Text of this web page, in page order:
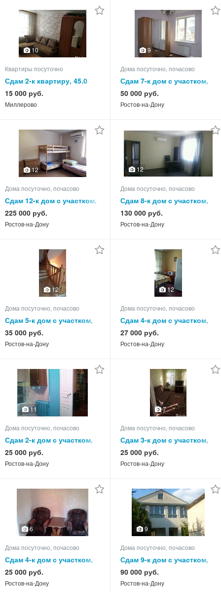
10
Квартиры посуточно
Сдам 2-к квартиру, 45.0
кв.м, этаж 1 из 5
15 000 руб.
Миллерово
9
Дома посуточно, почасово
Сдам 7-к дом с участком,
250.0 кв.м, этажей 2
50 000 руб.
Ростов-на-Дону
12
Дома посуточно, почасово
Сдам 12-к дом с участком,
300.0 кв.м, этажей 3
225 000 руб.
Ростов-на-Дону
12
Дома посуточно, почасово
Сдам 8-к дом с участком,
260.0 кв.м, этажей 3
130 000 руб.
Ростов-на-Дону
12
Дома посуточно, почасово
Сдам 5-к дом с участком,
100.0 кв.м, этажей 3
35 000 руб.
Ростов-на-Дону
12
Дома посуточно, почасово
Сдам 4-к дом с участком,
70.0 кв.м, этажей 1
27 000 руб.
Ростов-на-Дону
11
Дома посуточно, почасово
Сдам 2-к дом с участком,
55.0 кв.м, этажей 1
25 000 руб.
Ростов-на-Дону
7
Дома посуточно, почасово
Сдам 3-к дом с участком,
50.0 кв.м, этажей 1
25 000 руб.
Ростов-на-Дону
6
Дома посуточно, почасово
Сдам 4-к дом с участком,
75.0 кв.м, этажей 1
25 000 руб.
Ростов-на-Дону
9
Дома посуточно, почасово
Сдам 9-к дом с участком,
220.0 кв.м, этажей 2
90 000 руб.
Ростов-на-Дону